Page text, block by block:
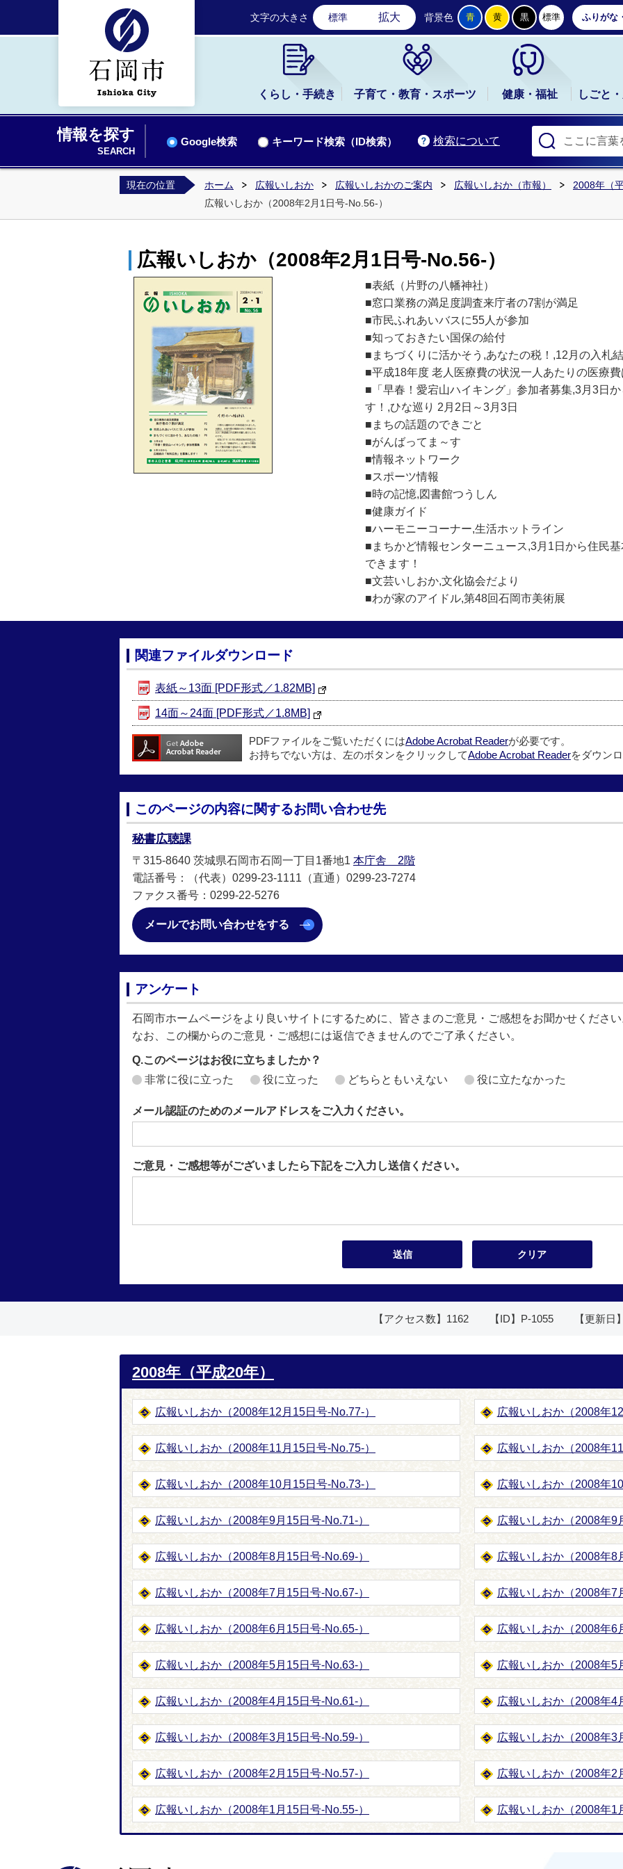
石岡市公式ホームページ
文字の大きさ 標準 拡大 背景色 青 黄 黒 標準 ふりがな
くらし・手続き 子育て・教育・スポーツ 健康・福祉 しごと
情報を探す
SEARCH
検索について
Google検索 キーワード検索（ID検索）
現在の位置 ホーム 広報いしおか 広報いしおかのご案内 広報いしおか（市報）
2008年（
広報いしおか（2008年2月1日号-No.56-）
広報いしおか（2008年2月1日号-No.56-）
■表紙（片野の八幡神社）
■窓口業務の満足度調査来庁者の7割が満足
■市民ふれあいバスに55人が参加
■知っておきたい国保の給付
■まちづくりに活かそう,あなたの税！,12月の入札
■平成18年度 老人医療費の状況一人あたりの医療
■「早春！愛宕山ハイキング」参加者募集,3月3日
す！,ひな巡り 2月2日～3月3日
■まちの話題のできごと
■がんばってま～す
■情報ネットワーク
■スポーツ情報
■時の記憶,図書館つうしん
■健康ガイド
■ハーモニーコーナー,生活ホットライン
■まちかど情報センターニュース,3月1日から住民
できます！
■文芸いしおか,文化協会だより
■わが家のアイドル,第48回石岡市美術展
関連ファイルダウンロード
表紙～13面 [PDF形式／1.82MB]
14面～24面 [PDF形式／1.8MB]
PDFファイルをご覧いただくにはAdobe Acrobat Readerが必要です。
お持ちでない方は、左のボタンをクリックしてAdobe Acrobat Readerをダウン
このページの内容に関するお問い合わせ先
秘書広聴課
〒315-8640 茨城県石岡市石岡一丁目1番地1 本庁舎 2階
電話番号：（代表）0299-23-1111（直通）0299-23-7274
ファクス番号：0299-22-5276
メールでお問い合わせをする
アンケート
石岡市ホームページをより良いサイトにするために、皆さまのご意見・ご感想をお聞かせくださ
なお、この欄からのご意見・ご感想には返信できませんのでご了承ください。
Q.このページはお役に立ちましたか？
非常に役に立った
役に立った どちらともいえない 役に立たなかった
メール認証のためのメールアドレスをご入力ください。
ご意見・ご感想等がございましたら下記をご入力し送信ください。
【アクセス数】 1162 【ID】 P-1055 【更新日
2008年（平成20年）
広報いしおか（2008年12月15日号-No.77-） 広報いしおか（2008年
広報いしおか（2008年11月15日号-No.75-） 広報いしおか（2008年
広報いしおか（2008年10月15日号-No.73-） 広報いしおか（2008年
広報いしおか（2008年9月15日号-No.71-） 広報いしおか（2008年9
広報いしおか（2008年8月15日号-No.69-） 広報いしおか（2008年8
広報いしおか（2008年7月15日号-No.67-） 広報いしおか（2008年7
広報いしおか（2008年6月15日号-No.65-） 広報いしおか（2008年6
広報いしおか（2008年5月15日号-No.63-） 広報いしおか（2008年5
広報いしおか（2008年4月15日号-No.61-） 広報いしおか（2008年4
広報いしおか（2008年3月15日号-No.59-） 広報いしおか（2008年3
広報いしおか（2008年2月15日号-No.57-） 広報いしおか（2008年2
広報いしおか（2008年1月15日号-No.55-） 広報いしおか（2008年1